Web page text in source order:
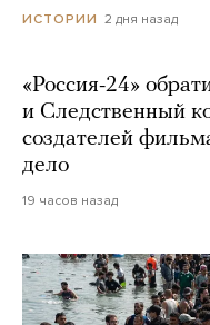
ИСТОРИИ 2 дня назад
«Россия-24»
и Следственный
создателей
дело
19 часов назад